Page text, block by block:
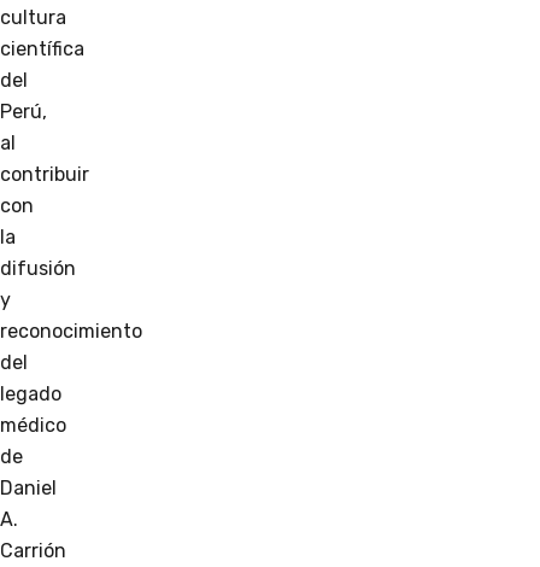
cultura
científica
del
Perú,
al
contribuir
con
la
difusión
y
reconocimiento
del
legado
médico
de
Daniel
A.
Carrión